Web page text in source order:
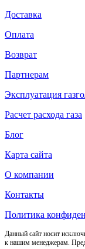
Доставка
Оплата
Возврат
Партнерам
Эксплуатация
Расчет расхода газа
Блог
Карта сайта
О компании
Контакты
Политика
Данный сайт носит
к нашим менеджерам.